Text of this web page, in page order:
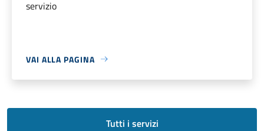
servizio
VAI ALLA PAGINA
Tutti i servizi